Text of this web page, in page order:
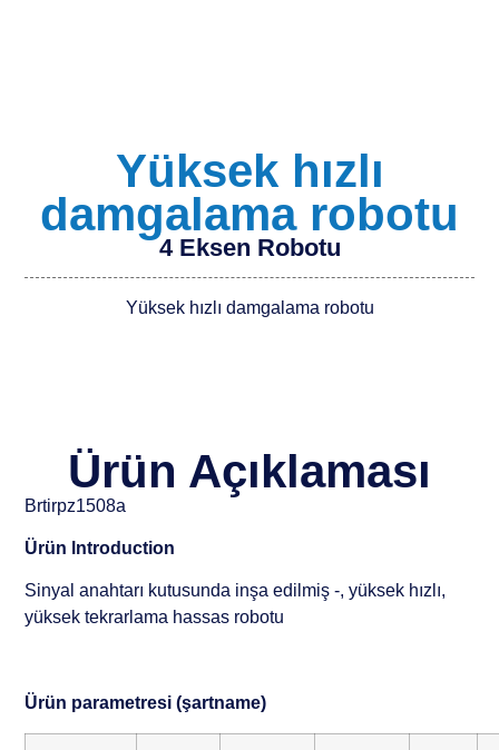
Yüksek hızlı
damgalama robotu
4 Eksen Robotu
Yüksek hızlı damgalama robotu
Ürün Açıklaması
Brtirpz1508a
Ürün lntroduction
Sinyal anahtarı kutusunda inşa edilmiş -, yüksek hızlı,
yüksek tekrarlama hassas robotu
Ürün parametresi (şartname)